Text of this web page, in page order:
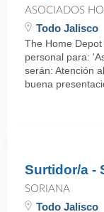
ASOCIADOS
Todo Jalisco
The Home
personal para:
serán: Atención
buena
Surtidor/a -
SORIANA
Todo Jalisco